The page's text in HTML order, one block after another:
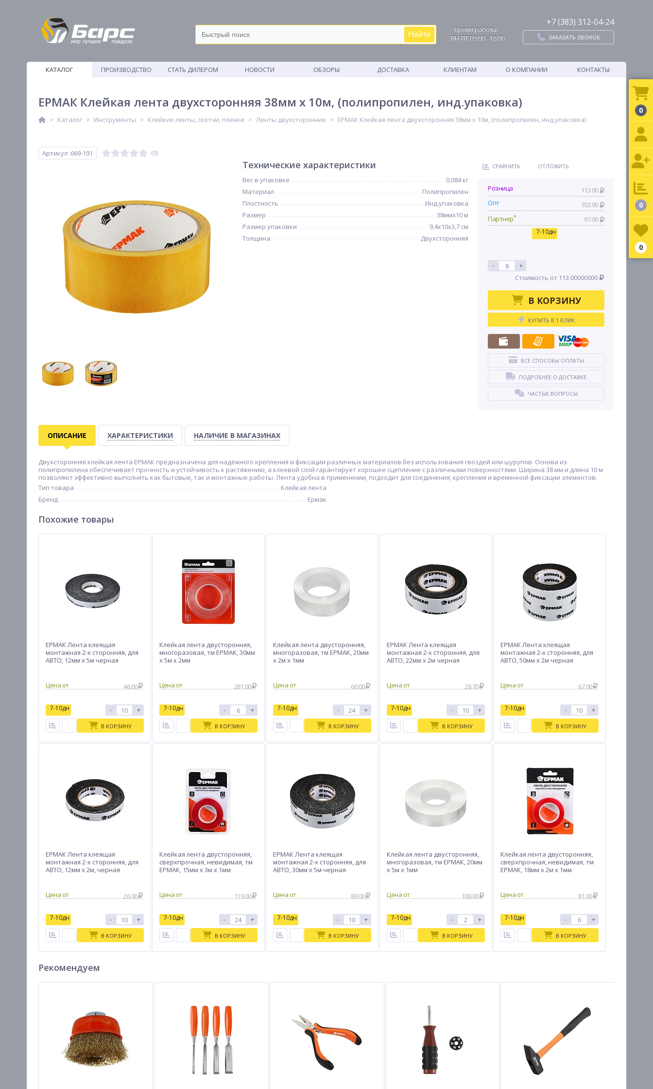
Найти
Время работы:
ПН-ПТ 09:00 - 18:00
+7 (383) 312-04-24
ЗАКАЗАТЬ ЗВОНОК
КАТАЛОГ
ПРОИЗВОДСТВО
СТАТЬ ДИЛЕРОМ НОВОСТИ ОБЗОРЫ ДОСТАВКА КЛИЕНТАМ О КОМПАНИИ КОНТАКТЫ
ЕРМАК Клейкая лента двухсторонняя 38мм х 10м, (полипропилен, инд.упаковка)
Каталог Инструменты Клейкие ленты, скотчи, пленки Ленты двухсторонние ЕРМАК Клейкая лента двухсторонняя 38мм х 10м, (полипропилен, инд.упаковка)
Артикул: 669-191 (0)
Технические характеристики
Вес в упаковке
0,084 кг
Материал
Полипропилен
Плостность
Инд.упаковка
Размер
38ммх10 м
Размер упаковки
9,4x10x3,7 см
Толщина
Двухсторонняя
СРАВНИТЬ ОТЛОЖИТЬ
Розница
113.00
Опт
102.00
Партнер* 97.00
7-10дн
-
+
Стоимость от 113.00000000
В КОРЗИНУ
КУПИТЬ В 1 КЛИК
ВСЕ СПОСОБЫ ОПЛАТЫ
ПОДРОБНЕЕ О ДОСТАВКЕ
ЧАСТЫЕ ВОПРОСЫ
ОПИСАНИЕ ХАРАКТЕРИСТИКИ НАЛИЧИЕ В МАГАЗИНАХ
Двухсторонняя клейкая лента ЕРМАК предназначена для надёжного крепления и фиксации различных материалов без использования гвоздей или шурупов. Основа из
полипропилена обеспечивает прочность и устойчивость к растяжению, а клеевой слой гарантирует хорошее сцепление с различными поверхностями. Ширина 38 мм и длина 10 м
позволяют эффективно выполнять как бытовые, так и монтажные работы. Лента удобна в применении, подходит для соединения, крепления и временной фиксации элементов.
Тип товара
Клейкая лента
Бренд
Ермак
Похожие товары
ЕРМАК Лента клеящая
монтажная 2-х сторонняя, для
АВТО, 12мм x 5м черная
Цена от 46.00
7-10дн - +
В КОРЗИНУ
Клейкая лента двусторонняя,
многоразовая, тм ЕРМАК, 30мм
x 5м x 2мм
Цена от 281.00
7-10дн - +
В КОРЗИНУ
Клейкая лента двусторонняя,
многоразовая, тм ЕРМАК, 20мм
х 2м x 1мм
Цена от 60.00
7-10дн - +
В КОРЗИНУ
ЕРМАК Лента клеящая
монтажная 2-х сторонняя, для
АВТО, 22мм x 2м черная
Цена от 28.70
7-10дн - +
В КОРЗИНУ
ЕРМАК Лента клеящая
монтажная 2-х сторонняя, для
АВТО, 50мм x 2м черная
Цена от 67.00
7-10дн - +
В КОРЗИНУ
ЕРМАК Лента клеящая
монтажная 2-х сторонняя, для
АВТО, 12мм x 2м, черная
Цена от 26.00
7-10дн - +
В КОРЗИНУ
Клейкая лента двусторонняя,
сверхпрочная, невидимая, тм
ЕРМАК, 15мм x 3м x 1мм
Цена от 119.00
7-10дн - +
В КОРЗИНУ
ЕРМАК Лента клеящая
монтажная 2-х сторонняя, для
АВТО, 30мм x 5м черная
Цена от 89.00
7-10дн - +
В КОРЗИНУ
Клейкая лента двусторонняя,
многоразовая, тм ЕРМАК, 20мм
х 5м x 1мм
Цена от 108.00
7-10дн - +
В КОРЗИНУ
Клейкая лента двусторонняя,
сверхпрочная, невидимая, тм
ЕРМАК, 18мм x 2м x 1мм
Цена от 81.00
7-10дн - +
В КОРЗИНУ
Рекомендуем
0
0
0